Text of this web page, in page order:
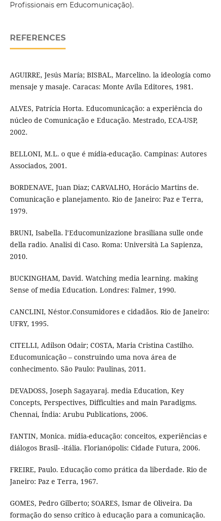
Profissionais em Educomunicação).
REFERENCES
AGUIRRE, Jesús María; BISBAL, Marcelino. la ideología como
mensaje y masaje. Caracas: Monte Avila Editores, 1981.
ALVES, Patrícia Horta. Educomunicação: a experiência do
núcleo de Comunicação e Educação. Mestrado, ECA-USP,
2002.
BELLONI, M.L. o que é mídia-educação. Campinas: Autores
Associados, 2001.
BORDENAVE, Juan Diaz; CARVALHO, Horácio Martins de.
Comunicação e planejamento. Rio de Janeiro: Paz e Terra,
1979.
BRUNI, Isabella. l’Educomunizazione brasiliana sulle onde
della radio. Analisi di Caso. Roma: Università La Sapienza,
2010.
BUCKINGHAM, David. Watching media learning. making
Sense of media Education. Londres: Falmer, 1990.
CANCLINI, Néstor.Consumidores e cidadãos. Rio de Janeiro:
UFRY, 1995.
CITELLI, Adilson Odair; COSTA, Maria Cristina Castilho.
Educomunicação – construindo uma nova área de
conhecimento. São Paulo: Paulinas, 2011.
DEVADOSS, Joseph Sagayaraj. media Education, Key
Concepts, Perspectives, Difficulties and main Paradigms.
Chennai, Índia: Arubu Publications, 2006.
FANTIN, Monica. mídia-educação: conceitos, experiências e
diálogos Brasil- -itália. Florianópolis: Cidade Futura, 2006.
FREIRE, Paulo. Educação como prática da liberdade. Rio de
Janeiro: Paz e Terra, 1967.
GOMES, Pedro Gilberto; SOARES, Ismar de Oliveira. Da
formação do senso crítico à educação para a comunicação.